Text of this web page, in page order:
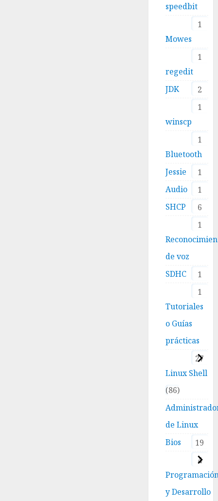
speedbit
1
Mowes
1
regedit
2
JDK
1
winscp
1
Bluetooth
1
Jessie
1
Audio
6
SHCP
1
de voz
1
SDHC
1
Tutoriales
o Guías
prácticas
27
Linux Shell
86
de Linux
19
Bios
4
y Desarrollo